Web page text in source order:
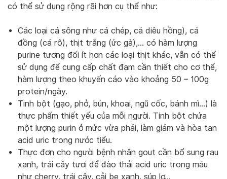
có thể sử dụng rộng rãi hơn cụ thể như:
Các loại cá sông như cá chép, cá diêu hồng), cá
đồng (cá rô), thịt trắng (ức gà),… có hàm lượng
purine tương đối ít hơn các loại thịt khác, vẫn có thể
sử dụng để cung cấp chất đạm cần thiết cho cơ thể,
hàm lượng theo khuyến cáo vào khoảng 50 – 100g
protein/ngày.
Tinh bột (gạo, phở, bún, khoai, ngũ cốc, bánh mì…) là
thực phẩm thiết yếu của mỗi người. Tinh bột chứa
một lượng purin ở mức vừa phải, làm giảm và hòa tan
acid uric trong nước tiểu.
Thực đơn cho người bệnh nhân gout cần bổ sung rau
xanh, trái cây tươi để đào thải acid uric trong máu
như cherry, trái cây, cải bẹ xanh, súp lơ…